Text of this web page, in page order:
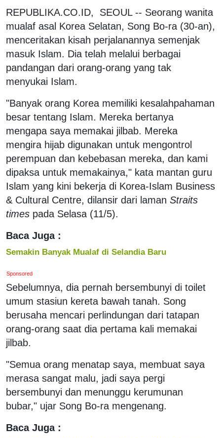
REPUBLIKA.CO.ID, SEOUL -- Seorang wanita
mualaf asal Korea Selatan, Song Bo-ra (30-an),
menceritakan kisah perjalanannya semenjak
masuk Islam. Dia telah melalui berbagai
pandangan dari orang-orang yang tak
menyukai Islam.
"Banyak orang Korea memiliki kesalahpahaman
besar tentang Islam. Mereka bertanya
mengapa saya memakai jilbab. Mereka
mengira hijab digunakan untuk mengontrol
perempuan dan kebebasan mereka, dan kami
dipaksa untuk memakainya," kata mantan guru
Islam yang kini bekerja di Korea-Islam Business
& Cultural Centre, dilansir dari laman Straits
times pada Selasa (11/5).
Baca Juga :
Semakin Banyak Mualaf di Selandia Baru
Sponsored
Sebelumnya, dia pernah bersembunyi di toilet
umum stasiun kereta bawah tanah. Song
berusaha mencari perlindungan dari tatapan
orang-orang saat dia pertama kali memakai
jilbab.
"Semua orang menatap saya, membuat saya
merasa sangat malu, jadi saya pergi
bersembunyi dan menunggu kerumunan
bubar," ujar Song Bo-ra mengenang.
Baca Juga :